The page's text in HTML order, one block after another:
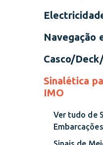
Navegação
Casco/
Sinalética
IMO
Ver tudo de